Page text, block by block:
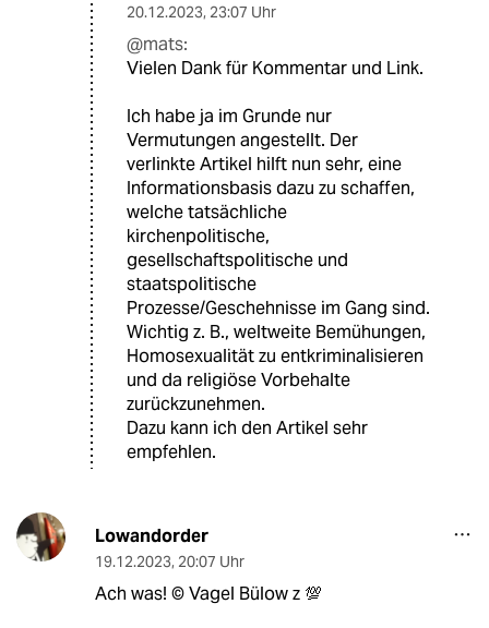
20.12.2023, 23:07 Uhr
@mats:
Vielen Dank für Kommentar und Link.
Ich habe ja im Grunde nur
Vermutungen angestellt. Der
verlinkte Artikel hilft nun sehr, eine
Informationsbasis dazu zu schaffen,
welche tatsächliche
kirchenpolitische,
gesellschaftspolitische und
staatspolitische
Prozesse/Geschehnisse im Gang sind.
Wichtig z. B., weltweite Bemühungen,
Homosexualität zu entkriminalisieren
und da religiöse Vorbehalte
zurückzunehmen.
Dazu kann ich den Artikel sehr
empfehlen.
Lowandorder
19.12.2023, 20:07 Uhr
Ach was! ©️ Vagel Bülow z 💯